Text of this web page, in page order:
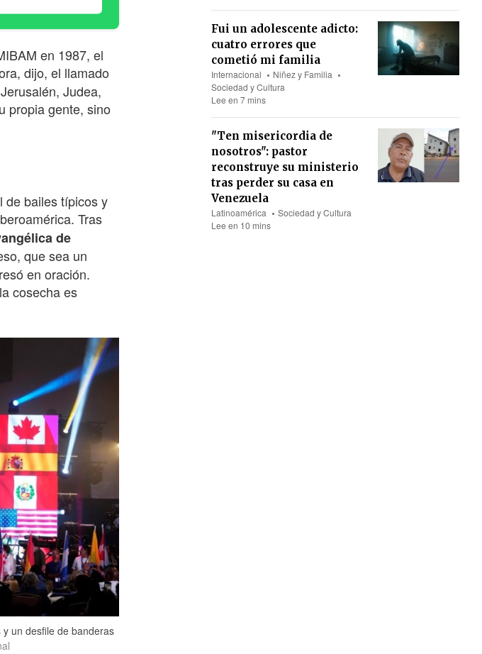
en 1987, el
dijo, el llamado
Judea,
propia gente, sino
de bailes típicos y
Tras
de
que sea un
en oración.
cosecha es
un desfile de banderas
Fui un adolescente adicto:
cuatro errores que
cometió mi familia
Internacional
Niñez y Familia
Sociedad y Cultura
Lee en 7 mins
"Ten misericordia de
nosotros": pastor
reconstruye su ministerio
tras perder su casa en
Venezuela
Latinoamérica
Sociedad y Cultura
Lee en 10 mins